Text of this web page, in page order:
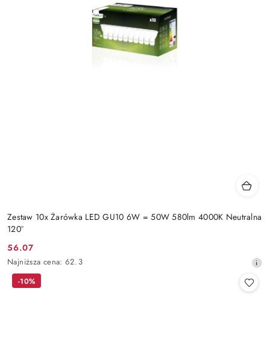
Zestaw 10x Żarówka LED GU10 6W = 50W 580lm 4000K Neutralna
120°
Cena
promocyjna:
56.07
Najniższa
cena
Najniższa cena: 62.3
-10%